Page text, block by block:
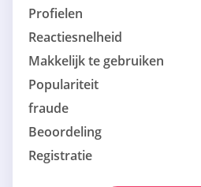
Profielen
Reactiesnelheid
Makkelijk te gebruiken
Populariteit
fraude
Beoordeling
Registratie